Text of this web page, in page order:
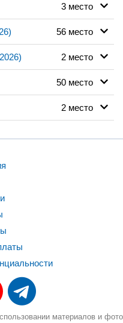
3 место
56 место
2 место
50 место
2 место
материалов и фото